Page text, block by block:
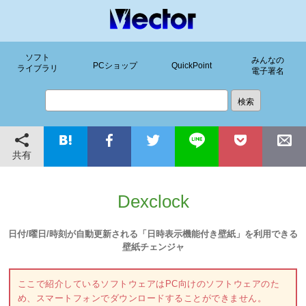
ソフト
ライブラリ
PCショップ QuickPoint
みんなの
電子署名
共有
Dexclock
日付/曜日/時刻が自動更新される「日時表示機能付き壁紙」を利用できる
壁紙チェンジャ
ここで紹介しているソフトウェアはPC向けのソフトウェアのた
め、スマートフォンでダウンロードすることができません。